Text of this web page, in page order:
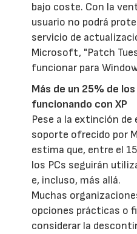
bajo coste. Con la
usuario no podrá
servicio de
Microsoft, "Patch
funcionar para
Más de un 25% de
funcionando con XP
Pese a la extinción de
soporte ofrecido por
estima que, entre el
los PCs seguirán
e, incluso, más allá.
Muchas
opciones prácticas o
considerar la